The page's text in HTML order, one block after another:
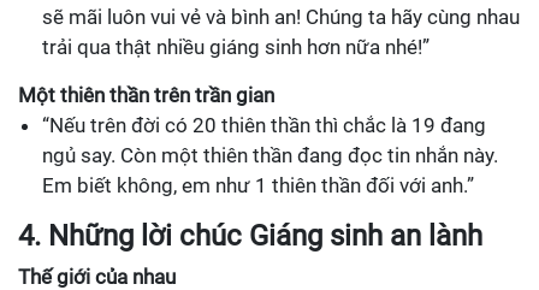
sẽ mãi luôn vui vẻ và bình an! Chúng ta hãy cùng nhau
trải qua thật nhiều giáng sinh hơn nữa nhé!”
Một thiên thần trên trần gian
“Nếu trên đời có 20 thiên thần thì chắc là 19 đang
ngủ say. Còn một thiên thần đang đọc tin nhắn này.
Em biết không, em như 1 thiên thần đối với anh.”
4. Những lời chúc Giáng sinh an lành
Thế giới của nhau